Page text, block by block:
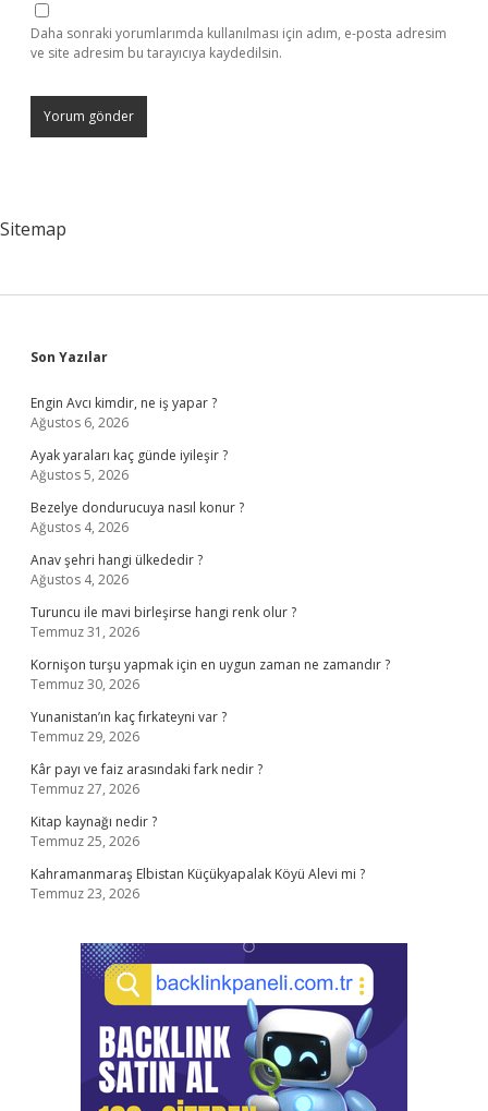
Daha sonraki yorumlarımda kullanılması için adım, e-posta adresim
ve site adresim bu tarayıcıya kaydedilsin.
Sitemap
Sidebar
Son Yazılar
Engin Avcı kimdir, ne iş yapar ?
Ağustos 6, 2026
Ayak yaraları kaç günde iyileşir ?
Ağustos 5, 2026
Bezelye dondurucuya nasıl konur ?
Ağustos 4, 2026
Anav şehri hangi ülkededir ?
Ağustos 4, 2026
Turuncu ile mavi birleşirse hangi renk olur ?
Temmuz 31, 2026
Kornişon turşu yapmak için en uygun zaman ne zamandır ?
Temmuz 30, 2026
Yunanistan’ın kaç fırkateyni var ?
Temmuz 29, 2026
Kâr payı ve faiz arasındaki fark nedir ?
Temmuz 27, 2026
Kitap kaynağı nedir ?
Temmuz 25, 2026
Kahramanmaraş Elbistan Küçükyapalak Köyü Alevi mi ?
Temmuz 23, 2026